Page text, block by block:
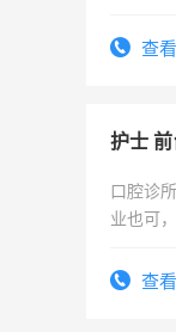
查
护士 前
口腔诊
业也可
查